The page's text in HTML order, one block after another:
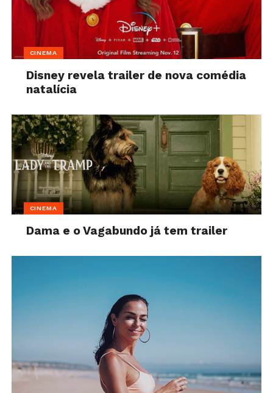
CINEMA
Disney revela trailer de nova comédia
natalícia
CINEMA
Dama e o Vagabundo já tem trailer